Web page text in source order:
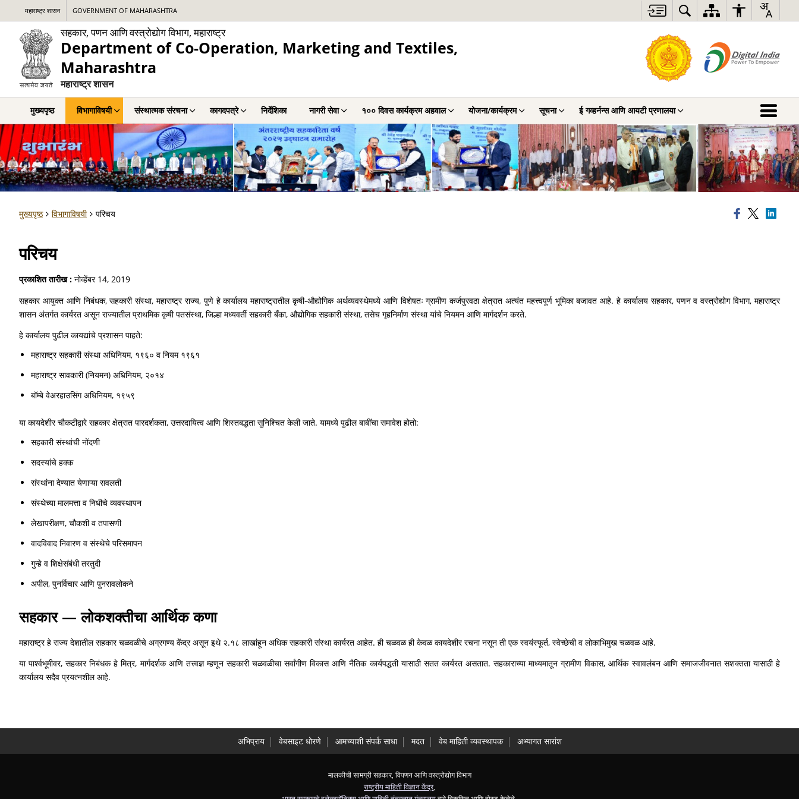
महाराष्ट्र शासन GOVERNMENT OF MAHARASHTRA
सहकार, पणन आणि वस्त्रोद्योग विभाग, महाराष्ट्र
Department of Co-Operation, Marketing and Textiles,
Maharashtra
महाराष्ट्र शासन
मुख्यपृष्ठ विभागाविषयी संस्थात्मक संरचना कागदपत्रे निर्देशिका नागरी सेवा १०० दिवस कार्यक्रम अहवाल योजना/कार्यक्रम सूचना ई गव्हर्नन्स आणि आयटी प्रणालया
मुख्यपृष्ठ विभागाविषयी परिचय
परिचय
प्रकाशित तारीख : नोव्हेंबर 14, 2019
सहकार आयुक्त आणि निबंधक, सहकारी संस्था, महाराष्ट्र राज्य, पुणे हे कार्यालय महाराष्ट्रातील कृषी-औद्योगिक अर्थव्यवस्थेमध्ये आणि विशेषतः ग्रामीण कर्जपुरवठा क्षेत्रात अत्यंत महत्त्वपूर्ण भूमिका बजावत आहे. हे कार्यालय सहकार, पणन व वस्त्रोद्योग विभाग, महाराष्ट्र
शासन अंतर्गत कार्यरत असून राज्यातील प्राथमिक कृषी पतसंस्था, जिल्हा मध्यवर्ती सहकारी बँका, औद्योगिक सहकारी संस्था, तसेच गृहनिर्माण संस्था यांचे नियमन आणि मार्गदर्शन करते.
हे कार्यालय पुढील कायद्यांचे प्रशासन पाहते:
महाराष्ट्र सहकारी संस्था अधिनियम, १९६० व नियम १९६१
महाराष्ट्र सावकारी (नियमन) अधिनियम, २०१४
बॉम्बे वेअरहाउसिंग अधिनियम, १९५९
या कायदेशीर चौकटीद्वारे सहकार क्षेत्रात पारदर्शकता, उत्तरदायित्व आणि शिस्तबद्धता सुनिश्चित केली जाते. यामध्ये पुढील बाबींचा समावेश होतो:
सहकारी संस्थांची नोंदणी
सदस्यांचे हक्क
संस्थांना देण्यात येणाऱ्या सवलती
संस्थेच्या मालमत्ता व निधीचे व्यवस्थापन
लेखापरीक्षण, चौकशी व तपासणी
वादविवाद निवारण व संस्थेचे परिसमापन
गुन्हे व शिक्षेसंबंधी तरतुदी
अपील, पुनर्विचार आणि पुनरावलोकने
सहकार — लोकशक्तीचा आर्थिक कणा
महाराष्ट्र हे राज्य देशातील सहकार चळवळीचे अग्रगण्य केंद्र असून इथे २.१८ लाखांहून अधिक सहकारी संस्था कार्यरत आहेत. ही चळवळ ही केवळ कायदेशीर रचना नसून ती एक स्वयंस्फूर्त, स्वेच्छेची व लोकाभिमुख चळवळ आहे.
या पार्श्वभूमीवर, सहकार निबंधक हे मित्र, मार्गदर्शक आणि तत्त्वज्ञ म्हणून सहकारी चळवळीचा सर्वांगीण विकास आणि नैतिक कार्यपद्धती यासाठी सतत कार्यरत असतात. सहकाराच्या माध्यमातून ग्रामीण विकास, आर्थिक स्वावलंबन आणि समाजजीवनात सशक्तता यासाठी हे
कार्यालय सदैव प्रयत्नशील आहे.
अभिप्राय वेबसाइट धोरणे आमच्याशी संपर्क साधा मदत वेब माहिती व्यवस्थापक अभ्यागत सारांश
मालकीची सामग्री सहकार, विपणन आणि वस्त्रोद्योग विभाग
राष्ट्रीय माहिती विज्ञान केंद्र,